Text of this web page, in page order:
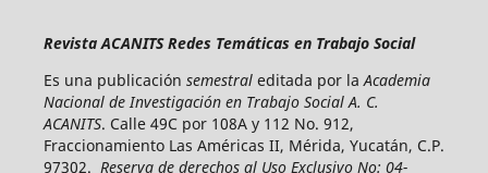
Revista ACANITS Redes Temáticas en Trabajo Social
Es una publicación semestraleditada por la Academia
Nacional de Investigación en Trabajo Social A. C.
ACANITS. Calle 49C por 108A y 112 No. 912,
Fraccionamiento Las Américas II, Mérida, Yucatán, C.P.
97302. Reserva de derechos al Uso Exclusivo No: 04-